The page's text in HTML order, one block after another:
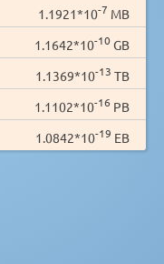
1.1921*10-7 MB
1.1642*10-10 GB
1.1369*10-13 TB
1.1102*10-16 PB
1.0842*10-19 EB